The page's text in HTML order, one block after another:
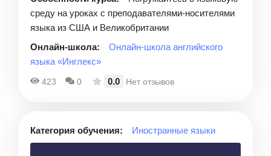
среду на уроках с преподавателями-носителями
языка из США и Великобритании
Онлайн-школа:
Онлайн-школа английского
языка «Инглекс»
423 0 0.0 Нет отзывов
Категория обучения: Иностранные языки